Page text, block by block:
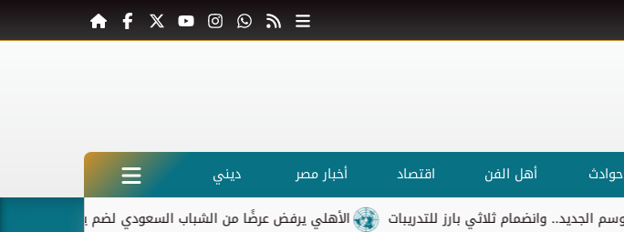
حوادث أهل الفن اقتصاد أخبار مصر
ديني
الأهلي يرفض عرضًا من الشباب السعودي لضم ياسر إبراهيم وانضمام ثلاثي بارز للتدريبات